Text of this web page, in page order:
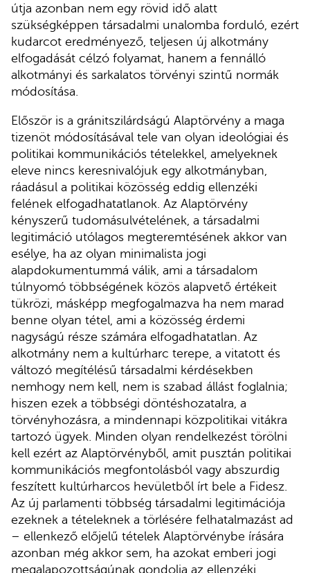
útja azonban nem egy rövid idő alatt
szükségképpen társadalmi unalomba forduló, ezért
kudarcot eredményező, teljesen új alkotmány
elfogadását célzó folyamat, hanem a fennálló
alkotmányi és sarkalatos törvényi szintű normák
módosítása.
Először is a gránitszilárdságú Alaptörvény a maga
tizenöt módosításával tele van olyan ideológiai és
politikai kommunikációs tételekkel, amelyeknek
eleve nincs keresnivalójuk egy alkotmányban,
ráadásul a politikai közösség eddig ellenzéki
felének elfogadhatatlanok. Az Alaptörvény
kényszerű tudomásulvételének, a társadalmi
legitimáció utólagos megteremtésének akkor van
esélye, ha az olyan minimalista jogi
alapdokumentummá válik, ami a társadalom
túlnyomó többségének közös alapvető értékeit
tükrözi, másképp megfogalmazva ha nem marad
benne olyan tétel, ami a közösség érdemi
nagyságú része számára elfogadhatatlan. Az
alkotmány nem a kultúrharc terepe, a vitatott és
változó megítélésű társadalmi kérdésekben
nemhogy nem kell, nem is szabad állást foglalnia;
hiszen ezek a többségi döntéshozatalra, a
törvényhozásra, a mindennapi közpolitikai vitákra
tartozó ügyek. Minden olyan rendelkezést törölni
kell ezért az Alaptörvényből, amit pusztán politikai
kommunikációs megfontolásból vagy abszurdig
feszített kultúrharcos hevületből írt bele a Fidesz.
Az új parlamenti többség társadalmi legitimációja
ezeknek a tételeknek a törlésére felhatalmazást ad
– ellenkező előjelű tételek Alaptörvénybe írására
azonban még akkor sem, ha azokat emberi jogi
megalapozottságúnak gondolja az ellenzéki